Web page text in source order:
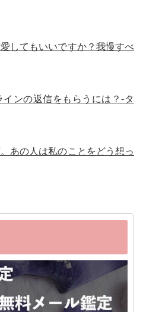
してもいいですか？我慢すべ
ンの返信をもらうには？-タ
あの人は私のことをどう想っ